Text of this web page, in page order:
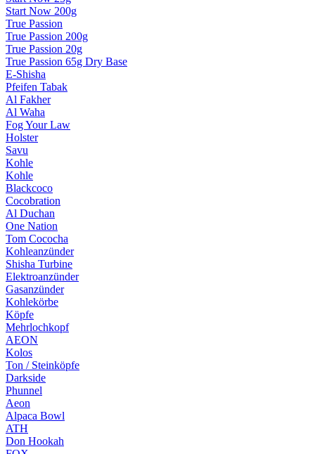
Start Now 200g
True Passion
True Passion 200g
True Passion 20g
True Passion 65g Dry Base
E-Shisha
Pfeifen Tabak
Al Fakher
Al Waha
Fog Your Law
Holster
Savu
Kohle
Kohle
Blackcoco
Cocobration
Al Duchan
One Nation
Tom Cococha
Kohleanzünder
Shisha Turbine
Elektroanzünder
Gasanzünder
Kohlekörbe
Köpfe
Mehrlochkopf
AEON
Kolos
Ton / Steinköpfe
Darkside
Phunnel
Aeon
Alpaca Bowl
ATH
Don Hookah